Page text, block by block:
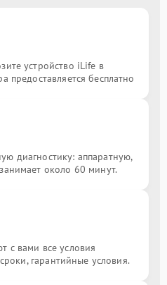
устройство iLife в
предоставляется бесплатно
диагностику: аппаратную,
около 60 минут.
с вами все условия
гарантийные условия.